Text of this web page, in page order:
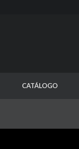
CATÁLOGO